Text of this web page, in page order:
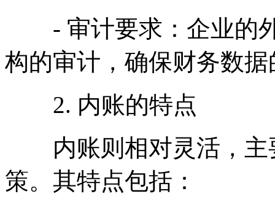
- 审计要求：企业的外
构的审计，确保财务数
2. 内账的特点
内账则相对灵活，主
策。其特点包括：